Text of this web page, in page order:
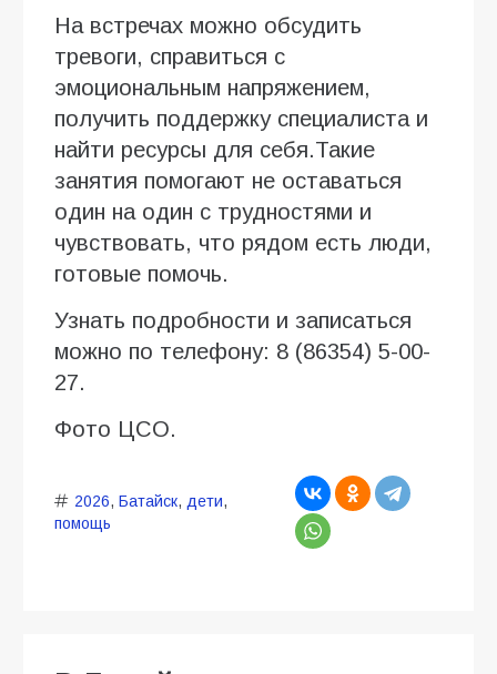
На встречах можно обсудить
тревоги, справиться с
эмоциональным напряжением,
получить поддержку специалиста и
найти ресурсы для себя.Такие
занятия помогают не оставаться
один на один с трудностями и
чувствовать, что рядом есть люди,
готовые помочь.
Узнать подробности и записаться
можно по телефону: 8 (86354) 5-00-
27.
Фото ЦСО.
2026, Батайск, дети,
помощь